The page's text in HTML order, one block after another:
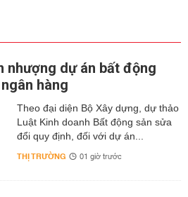
nhượng dự án bất động
hàng
Theo đại diện Bộ Xây dựng, dự thảo
Luật Kinh doanh Bất động sản sửa
đổi quy định, đối với dự án...
THỊ TRƯỜNG 01 giờ trước